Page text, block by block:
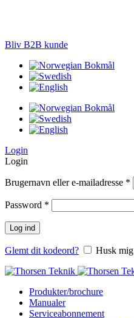
Bliv B2B kunde
Login
Login
Brugernavn eller e-mailadresse *
Password *
Log ind
Glemt dit kodeord? Husk mig
Produkter/brochure
Manualer
Serviceabonnement